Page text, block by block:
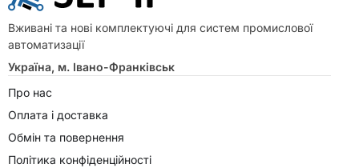
Вживані та нові комплектуючі для систем промислової
автоматизації
Україна, м. Івано-Франківськ
Про нас
Оплата і доставка
Обмін та повернення
Політика конфіденційності